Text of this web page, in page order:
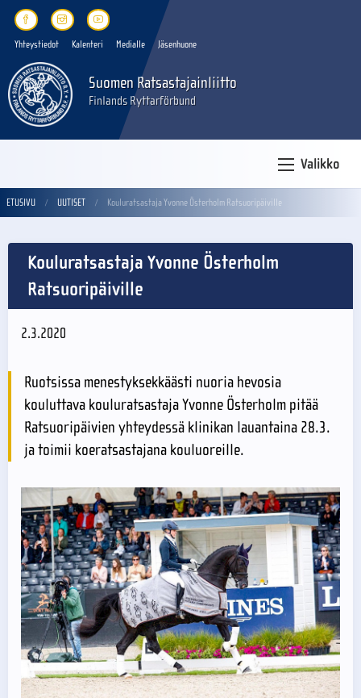
Yhteystiedot Kalenteri Medialle Jäsenhuone
Suomen Ratsastajainliitto
Finlands Ryttarförbund
Valikko
ETUSIVU UUTISET Kouluratsastaja Yvonne Österholm Ratsuoripäiville
Kouluratsastaja Yvonne Österholm
Ratsuoripäiville
2.3.2020
Ruotsissa menestyksekkäästi nuoria hevosia
kouluttava kouluratsastaja Yvonne Österholm pitää
Ratsuoripäivien yhteydessä klinikan lauantaina 28.3.
ja toimii koeratsastajana kouluoreille.